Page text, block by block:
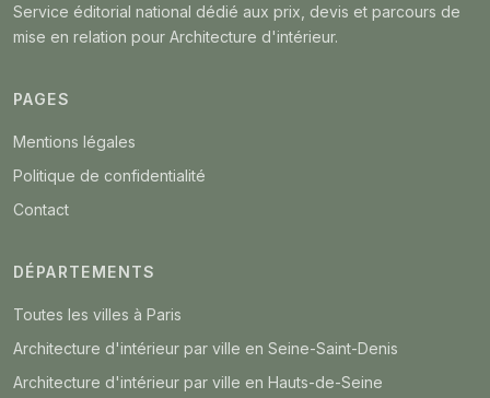
Service éditorial national dédié aux prix, devis et parcours de
mise en relation pour Architecture d'intérieur.
PAGES
Mentions légales
Politique de confidentialité
Contact
DÉPARTEMENTS
Toutes les villes à Paris
Architecture d'intérieur par ville en Seine-Saint-Denis
Architecture d'intérieur par ville en Hauts-de-Seine